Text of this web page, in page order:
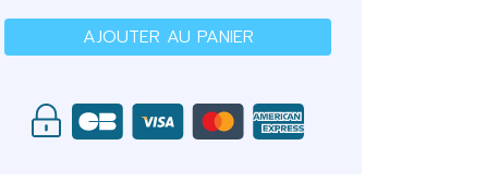
AJOUTER AU PANIER